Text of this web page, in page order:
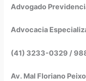
Advogado
Advocacia
(41) 3233-0329 /
Av. Mal Floriano